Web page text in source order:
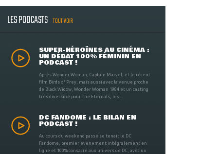
LES PODCASTS TOUT VOIR
SUPER-HÉROÏNES AU CINÉMA :
UN DÉBAT 100% FÉMININ EN
PODCAST !
Après Wonder Woman, Captain Marvel, et le récent
film Birds of Prey, mais aussi avec la venue proche
de Black Widow, Wonder Woman 1984 et un casting
très diversifié pour The Eternals, les ...
DC FANDOME : LE BILAN EN
PODCAST !
Au cours du weekend passé se tenait le DC
Fandome, premier évènement intégralement en
ligne et 100% consacré aux univers de DC, avec un